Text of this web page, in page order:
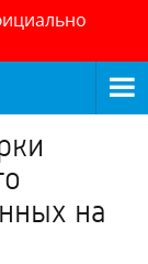
на